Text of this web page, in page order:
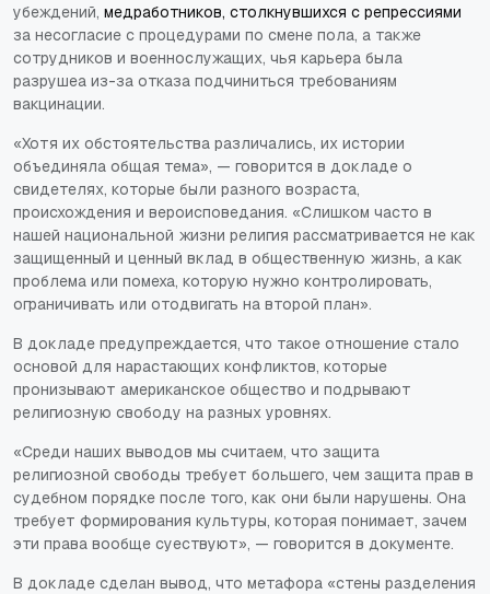
убеждений, медработников, столкнувшихся с репрессиями
за несогласие с процедурами по смене пола, а также
сотрудников и военнослужащих, чья карьера была
разрушеа из-за отказа подчиниться требованиям
вакцинации.
«Хотя их обстоятельства различались, их истории
объединяла общая тема», — говорится в докладе о
свидетелях, которые были разного возраста,
происхождения и вероисповедания. «Слишком часто в
нашей национальной жизни религия рассматривается не как
защищенный и ценный вклад в общественную жизнь, а как
проблема или помеха, которую нужно контролировать,
ограничивать или отодвигать на второй план».
В докладе предупреждается, что такое отношение стало
основой для нарастающих конфликтов, которые
пронизывают американское общество и подрывают
религиозную свободу на разных уровнях.
«Среди наших выводов мы считаем, что защита
религиозной свободы требует большего, чем защита прав в
судебном порядке после того, как они были нарушены. Она
требует формирования культуры, которая понимает, зачем
эти права вообще суествуют», — говорится в документе.
В докладе сделан вывод, что метафора «стены разделения